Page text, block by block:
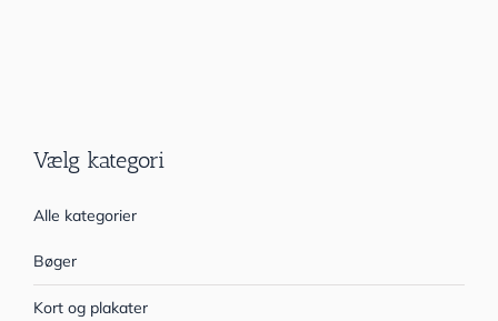
Vælg kategori
Alle kategorier
Bøger
Kort og plakater